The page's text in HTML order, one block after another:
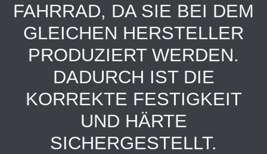
FAHRRAD, DA SIE BEI DEM
GLEICHEN HERSTELLER
PRODUZIERT WERDEN.
DADURCH IST DIE
KORREKTE FESTIGKEIT
UND HÄRTE
SICHERGESTELLT.